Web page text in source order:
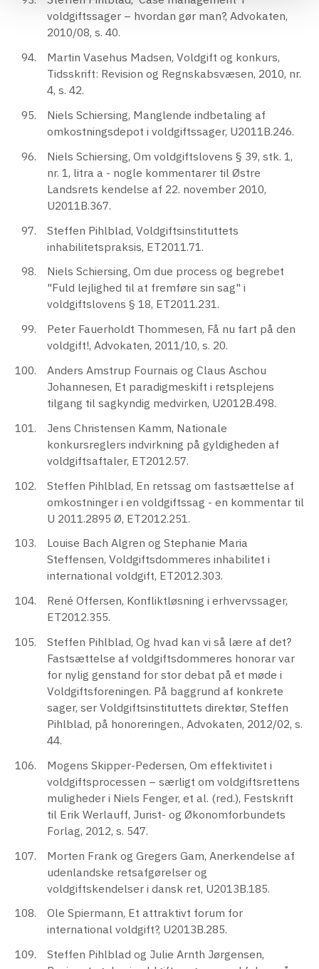
voldgiftssager – hvordan gør man?, Advokaten,
2010/08, s. 40.
Martin Vasehus Madsen, Voldgift og konkurs,
Tidsskrift: Revision og Regnskabsvæsen, 2010, nr.
4, s. 42.
Niels Schiersing, Manglende indbetaling af
omkostningsdepot i voldgiftssager, U2011B.246.
Niels Schiersing, Om voldgiftslovens § 39, stk. 1,
nr. 1, litra a - nogle kommentarer til Østre
Landsrets kendelse af 22. november 2010,
U2011B.367.
Steffen Pihlblad, Voldgiftsinstituttets
inhabilitetspraksis, ET2011.71.
Niels Schiersing, Om due process og begrebet
"Fuld lejlighed til at fremføre sin sag" i
voldgiftslovens § 18, ET2011.231.
Peter Fauerholdt Thommesen, Få nu fart på den
voldgift!, Advokaten, 2011/10, s. 20.
Anders Amstrup Fournais og Claus Aschou
Johannesen, Et paradigmeskift i retsplejens
tilgang til sagkyndig medvirken, U2012B.498.
Jens Christensen Kamm, Nationale
konkursreglers indvirkning på gyldigheden af
voldgiftsaftaler, ET2012.57.
Steffen Pihlblad, En retssag om fastsættelse af
omkostninger i en voldgiftssag - en kommentar til
U 2011.2895 Ø, ET2012.251.
Louise Bach Algren og Stephanie Maria
Steffensen, Voldgiftsdommeres inhabilitet i
international voldgift, ET2012.303.
René Offersen, Konfliktløsning i erhvervssager,
ET2012.355.
Steffen Pihlblad, Og hvad kan vi så lære af det?
Fastsættelse af voldgiftsdommeres honorar var
for nylig genstand for stor debat på et møde i
Voldgiftsforeningen. På baggrund af konkrete
sager, ser Voldgiftsinstituttets direktør, Steffen
Pihlblad, på honoreringen., Advokaten, 2012/02, s.
44.
Mogens Skipper-Pedersen, Om effektivitet i
voldgiftsprocessen – særligt om voldgiftsrettens
muligheder i Niels Fenger, et al. (red.), Festskrift
til Erik Werlauff, Jurist- og Økonomforbundets
Forlag, 2012, s. 547.
Morten Frank og Gregers Gam, Anerkendelse af
udenlandske retsafgørelser og
voldgiftskendelser i dansk ret, U2013B.185.
Ole Spiermann, Et attraktivt forum for
international voldgift?, U2013B.285.
Steffen Pihlblad og Julie Arnth Jørgensen,